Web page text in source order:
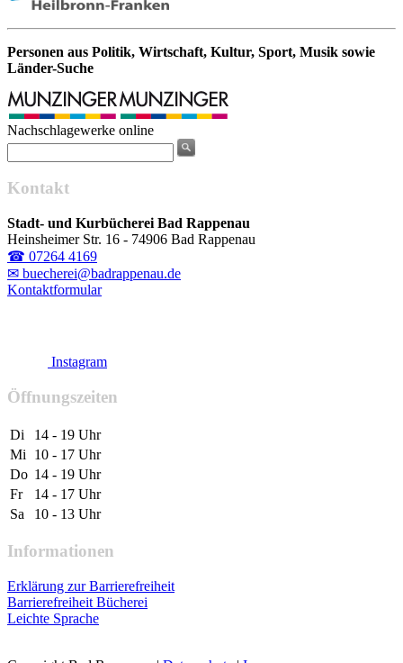
Personen aus Politik, Wirtschaft, Kultur, Sport, Musik sowie
Länder-Suche
Nachschlagewerke online
Kontakt
Stadt- und Kurbücherei Bad Rappenau
Heinsheimer Str. 16 - 74906 Bad Rappenau
☎ 07264 4169
✉ buecherei@badrappenau.de
Kontaktformular
Instagram
Öffnungszeiten
Di
14 - 19 Uhr
Mi
10 - 17 Uhr
Do 14 - 19 Uhr
Fr
14 - 17 Uhr
Sa
10 - 13 Uhr
Informationen
Erklärung zur Barrierefreiheit
Barrierefreiheit Bücherei
Leichte Sprache